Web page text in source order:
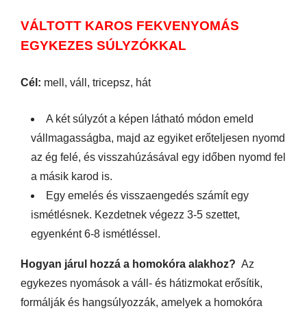
VÁLTOTT KAROS FEKVENYOMÁS
EGYKEZES SÚLYZÓKKAL
Cél: mell, váll, tricepsz, hát
A két súlyzót a képen látható módon emeld
vállmagasságba, majd az egyiket erőteljesen nyomd
az ég felé, és visszahúzásával egy időben nyomd fel
a másik karod is.
Egy emelés és visszaengedés számít egy
ismétlésnek. Kezdetnek végezz 3-5 szettet,
egyenként 6-8 ismétléssel.
Hogyan járul hozzá a homokóra alakhoz? Az
egykezes nyomások a váll- és hátizmokat erősítik,
formálják és hangsúlyozzák, amelyek a homokóra